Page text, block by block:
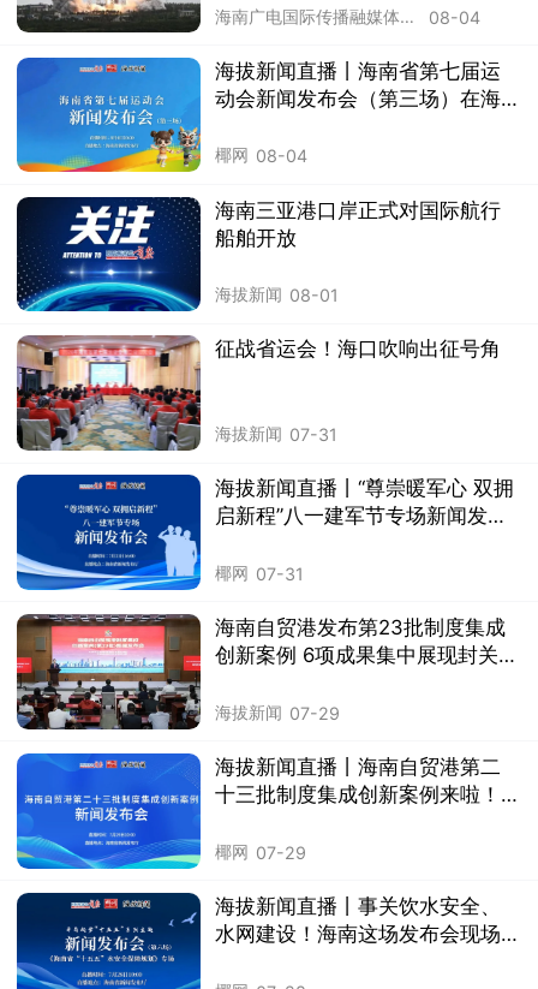
海南广电国际传播融媒体中心 08-04
海拔新闻直播丨海南省第七届运
动会新闻发布会（第三场）在海
椰网 08-04
海南三亚港口岸正式对国际航行
船舶开放
海拔新闻 08-01
征战省运会！海口吹响出征号角
海拔新闻 07-31
海拔新闻直播丨“尊崇暖军心 双拥
启新程”八一建军节专场新闻发布
椰网 07-31
海南自贸港发布第23批制度集成
创新案例 6项成果集中展现封关运
海拔新闻 07-29
海拔新闻直播丨海南自贸港第二
十三批制度集成创新案例来啦！
椰网 07-29
海拔新闻直播丨事关饮水安全、
水网建设！海南这场发布会现场